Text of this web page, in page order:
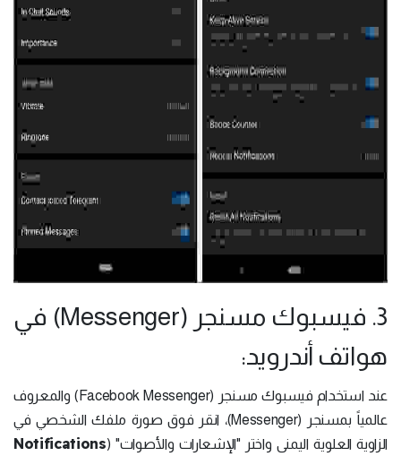
3. فيسبوك مسنجر (Messenger) في
هواتف أندرويد:
عند استخدام فيسبوك مسنجر (Facebook Messenger) والمعروف
عالمياً بمسنجر (Messenger)، انقر فوق صورة ملفك الشخصي في
الزاوية العلوية اليمنى واختر "الإشعارات والأصوات" (Notifications